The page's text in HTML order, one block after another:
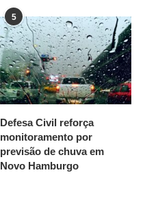
5
Defesa Civil reforça
monitoramento por
previsão de chuva em
Novo Hamburgo